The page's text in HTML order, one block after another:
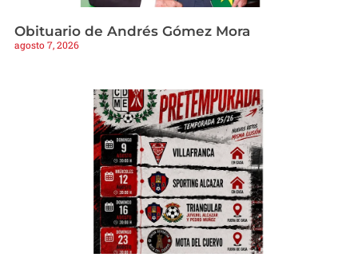
Obituario de Andrés Gómez Mora
agosto 7, 2026